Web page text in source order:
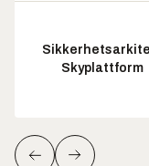
Skyplattform